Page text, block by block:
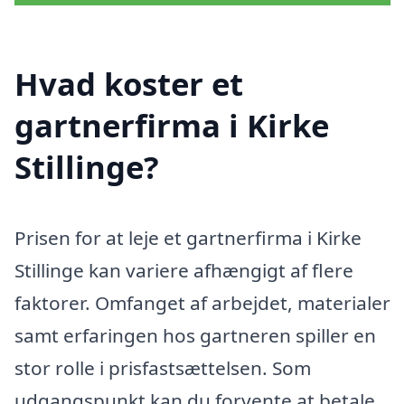
Hvad koster et
gartnerfirma i Kirke
Stillinge?
Prisen for at leje et gartnerfirma i Kirke
Stillinge kan variere afhængigt af flere
faktorer. Omfanget af arbejdet, materialer
samt erfaringen hos gartneren spiller en
stor rolle i prisfastsættelsen. Som